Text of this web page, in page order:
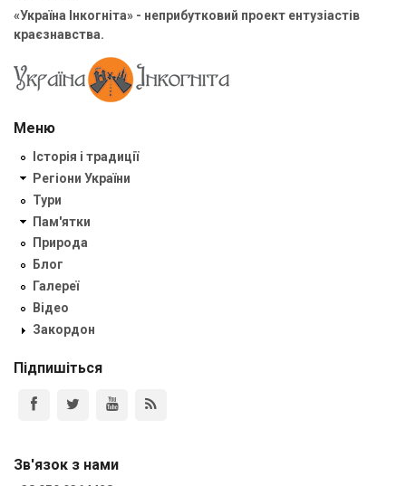
«Україна Інкогніта» - неприбутковий проект ентузіастів
краєзнавства.
Меню
Історія і традиції
Регіони України
Тури
Пам'ятки
Природа
Блог
Галереї
Відео
Закордон
Підпишіться
Зв'язок з нами